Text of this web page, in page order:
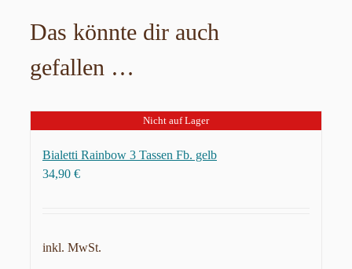
Das könnte dir auch
gefallen …
Nicht auf Lager
Bialetti Rainbow 3 Tassen Fb. gelb
34,90 €
inkl. MwSt.